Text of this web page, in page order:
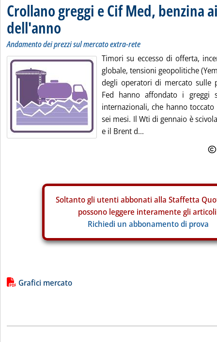
Crollano greggi e Cif Med, benzina
dell'anno
Andamento dei prezzi sul mercato extra-rete
Timori su eccesso di offerta,
globale, tensioni geopolitiche
degli operatori di mercato sulle
Fed hanno affondato i greggi
internazionali, che hanno
sei mesi. Il Wti di gennaio è
e il Brent d...
Soltanto gli utenti abbonati alla Staffetta
possono leggere interamente gli
Richiedi un abbonamento di prova
Lista allegati PDF alla notizia
Grafici mercato